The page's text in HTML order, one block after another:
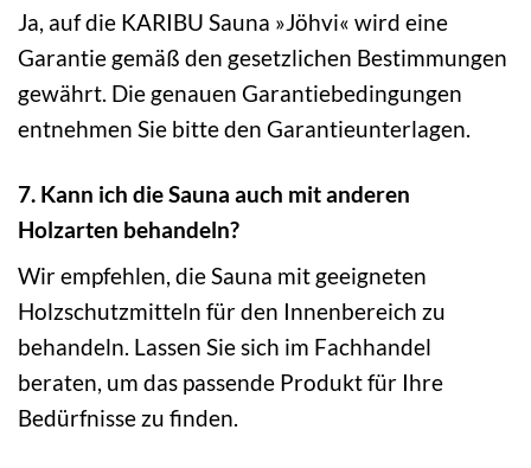
Ja, auf die KARIBU Sauna »Jöhvi« wird eine
Garantie gemäß den gesetzlichen Bestimmungen
gewährt. Die genauen Garantiebedingungen
entnehmen Sie bitte den Garantieunterlagen.
7. Kann ich die Sauna auch mit anderen
Holzarten behandeln?
Wir empfehlen, die Sauna mit geeigneten
Holzschutzmitteln für den Innenbereich zu
behandeln. Lassen Sie sich im Fachhandel
beraten, um das passende Produkt für Ihre
Bedürfnisse zu finden.